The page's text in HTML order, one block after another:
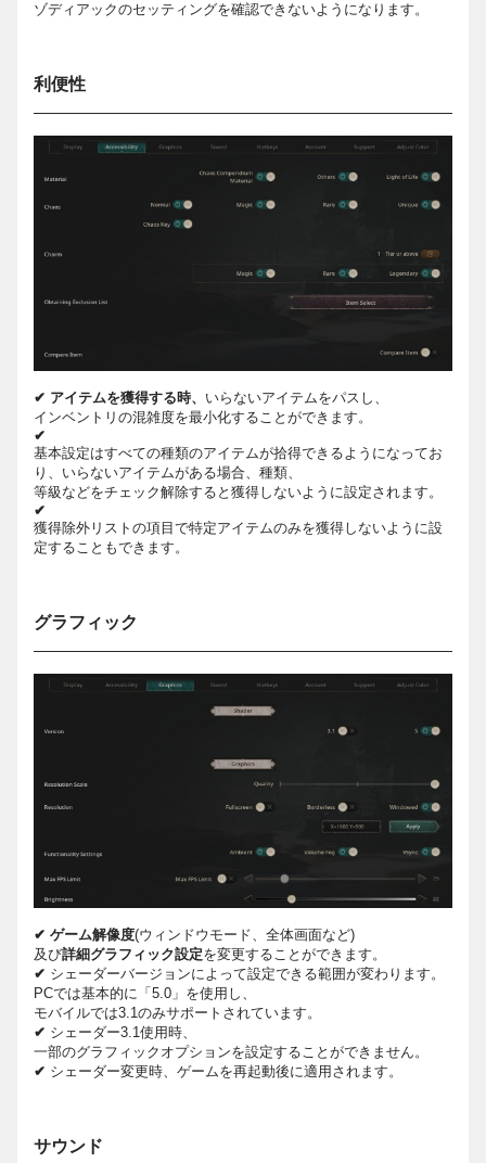
ゾディアックのセッティングを確認できないようになります。
利便性
✔ アイテムを獲得する時、 いらないアイテムをパスし、
インベントリの混雑度を最小化することができます。
✔
基本設定はすべての種類のアイテムが拾得できるようになってお
り、いらないアイテムがある場合、種類、
等級などをチェック解除すると獲得しないように設定されます。
✔
獲得除外リストの項目で特定アイテムのみを獲得しないように設
定することもできます。
グラフィック
✔ ゲーム解像度(ウィンドウモード、全体画面など)
及び詳細グラフィック設定を変更することができます。
✔ シェーダーバージョンによって設定できる範囲が変わります。
PCでは基本的に「5.0」を使用し、
モバイルでは3.1のみサポートされています。
✔ シェーダー3.1使用時、
一部のグラフィックオプションを設定することができません。
✔ シェーダー変更時、ゲームを再起動後に適用されます。
サウンド